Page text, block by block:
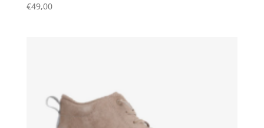
€49,00